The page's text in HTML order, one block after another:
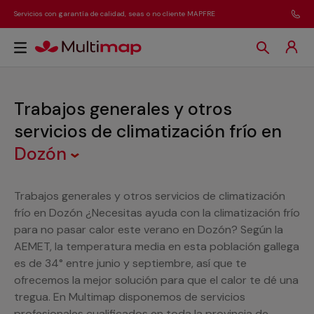
Servicios con garantía de calidad, seas o no cliente MAPFRE
Trabajos generales y otros
servicios de climatización frío en
Dozón
Trabajos generales y otros servicios de climatización
frío en Dozón ¿Necesitas ayuda con la climatización frío
para no pasar calor este verano en Dozón? Según la
AEMET, la temperatura media en esta población gallega
es de 34° entre junio y septiembre, así que te
ofrecemos la mejor solución para que el calor te dé una
tregua. En Multimap disponemos de servicios